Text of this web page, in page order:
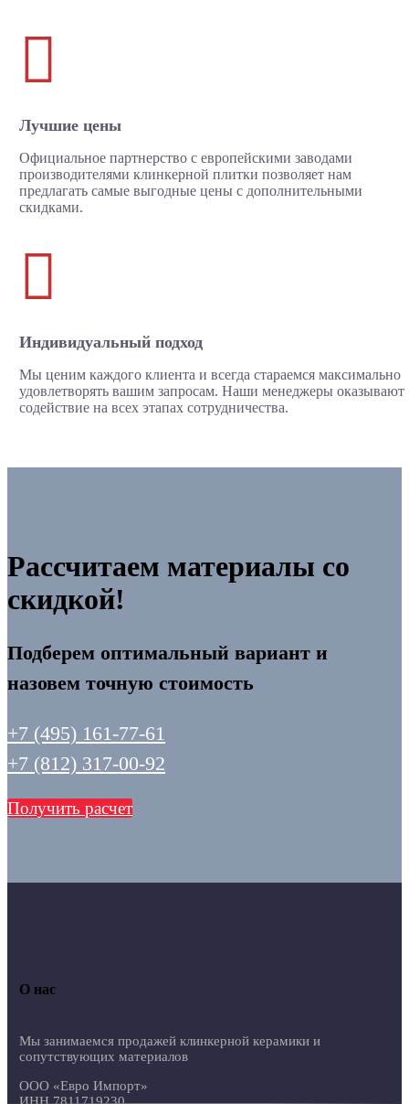

Лучшие цены
Официальное партнерство с европейскими заводами
производителями клинкерной плитки позволяет нам
предлагать самые выгодные цены с дополнительными
скидками.

Индивидуальный подход
Мы ценим каждого клиента и всегда стараемся максимально
удовлетворять вашим запросам. Наши менеджеры оказывают
содействие на всех этапах сотрудничества.
Рассчитаем материалы со
скидкой!
Подберем оптимальный вариант и
назовем точную стоимость
+7 (495) 161-77-61
+7 (812) 317-00-92
Получить расчет
О нас
Мы занимаемся продажей клинкерной керамики и
сопутствующих материалов
ООО «Евро Импорт»
ИНН 7811719230